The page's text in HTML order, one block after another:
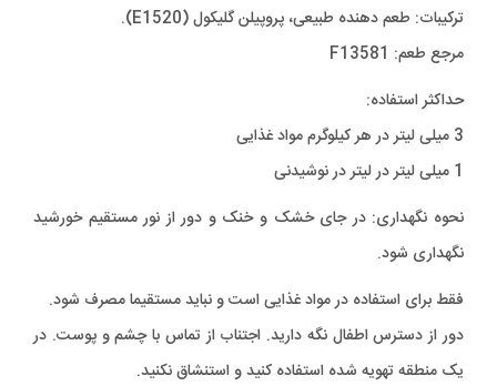
ترکیبات: طعم دهنده طبیعی، پروپیلن گلیکول (E1520).
مرجع طعم: F13581
حداکثر استفاده:
3 میلی لیتر در هر کیلوگرم مواد غذایی
1 میلی لیتر در لیتر در نوشیدنی
نحوه نگهداری: در جای خشک و خنک و دور از نور مستقیم خورشید
نگهداری شود.
فقط برای استفاده در مواد غذایی است و نباید مستقیما مصرف شود.
دور از دسترس اطفال نگه دارید. اجتناب از تماس با چشم و پوست. در
یک منطقه تهویه شده استفاده کنید و استنشاق نکنید.